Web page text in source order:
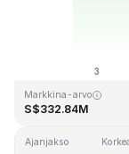
Markkina-arvo
S$332.84M
Ajanjakso